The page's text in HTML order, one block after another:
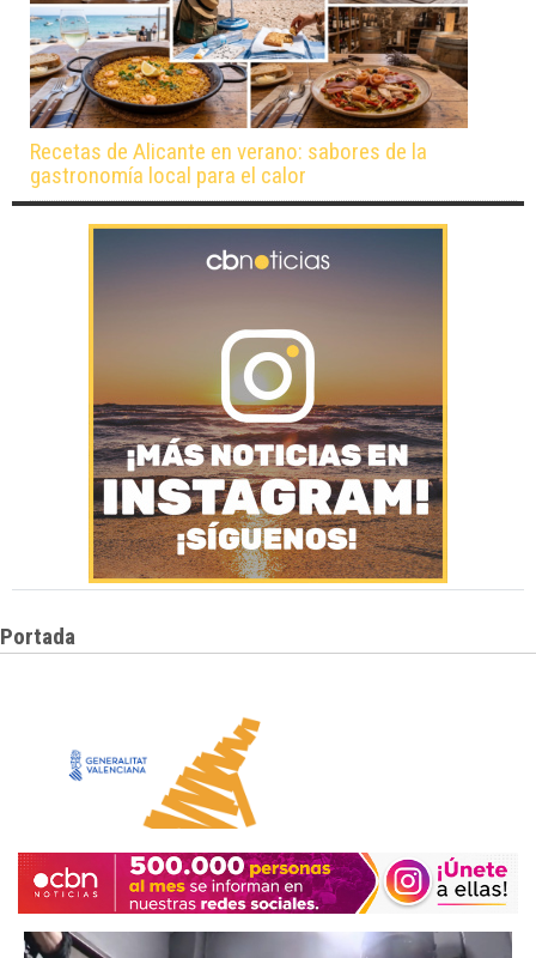
Recetas de Alicante en verano: sabores de la
gastronomía local para el calor
Portada